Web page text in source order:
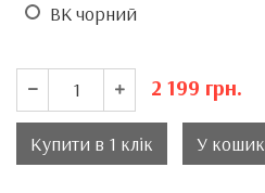
BK чорний
2 199 грн.
Купити в 1 клік У кошик